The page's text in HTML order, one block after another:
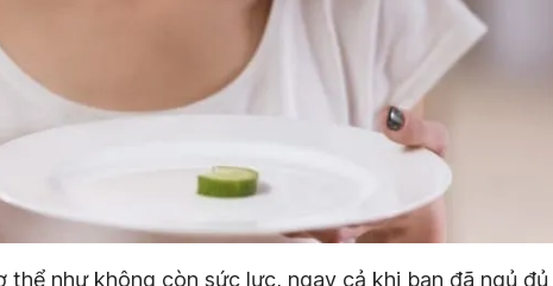
thể như không còn sức lực, ngay cả khi bạn đã ngủ đủ